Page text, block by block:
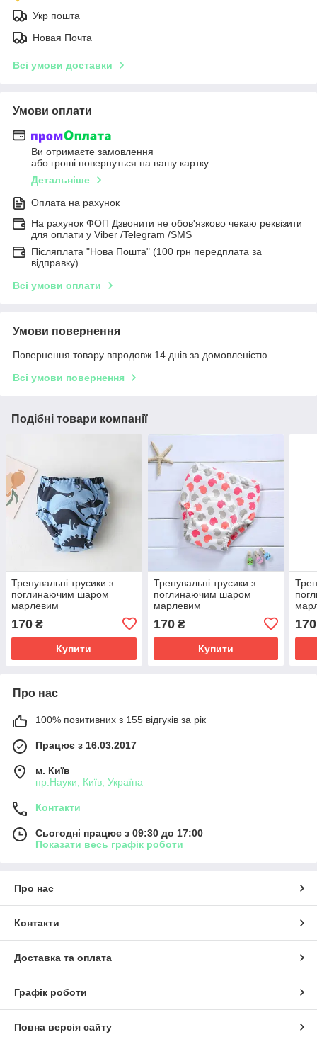
Укр пошта
Новая Почта
Всі умови доставки
Умови оплати
Ви отримаєте замовлення
або гроші повернуться на вашу картку
Детальніше
Оплата на рахунок
На рахунок ФОП Дзвонити не обов'язково чекаю реквізити
для оплати у Viber /Telegram /SMS
Післяплата "Нова Пошта" (100 грн передплата за
відправку)
Всі умови оплати
Умови повернення
Повернення товару впродовж 14 днів за домовленістю
Всі умови повернення
Подібні товари компанії
Тренувальні трусики з
поглинаючим шаром
марлевим
170 ₴
Купити
Тренувальні трусики з
поглинаючим шаром
марлевим
170₴
Купити
170
Про нас
100% позитивних з 155 відгуків за рік
Працює з 16.03.2017
м. Київ
пр.Науки, Київ, Україна
Контакти
Сьогодні працює з 09:30 до 17:00
Показати весь графік роботи
Про нас
Контакти
Доставка та оплата
Графік роботи
Повна версія сайту